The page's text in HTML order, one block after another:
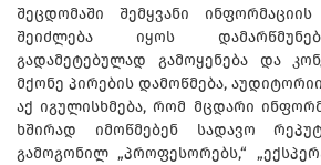
შეცდომაში შემყვანი
შეიძლება იყოს
გადამეტებულად გამოყენება და
მქონე პირების დამოწმება,
აქ იგულისხმება, რომ მცდარი
ხშირად იმოწმებენ სადავო
გამოგონილ „პროფესორებს,“